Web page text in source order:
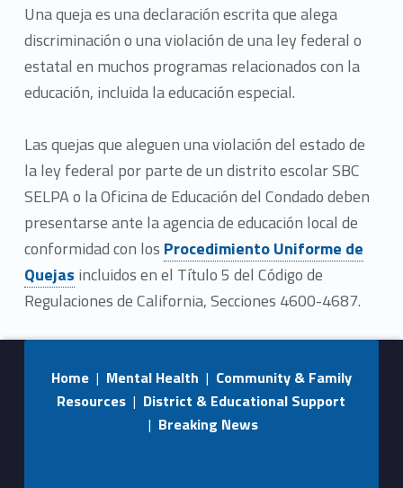
Una queja es una declaración escrita que alega
discriminación o una violación de una ley federal o
estatal en muchos programas relacionados con la
educación, incluida la educación especial.
Las quejas que aleguen una violación del estado de
la ley federal por parte de un distrito escolar SBC
SELPA o la Oficina de Educación del Condado deben
presentarse ante la agencia de educación local de
conformidad con los Procedimiento Uniforme de
Quejas incluidos en el Título 5 del Código de
Regulaciones de California, Secciones 4600-4687.
Skip back to main navigation
Home| Mental Health | Community & Family
Resources | District & Educational Support
| Breaking News